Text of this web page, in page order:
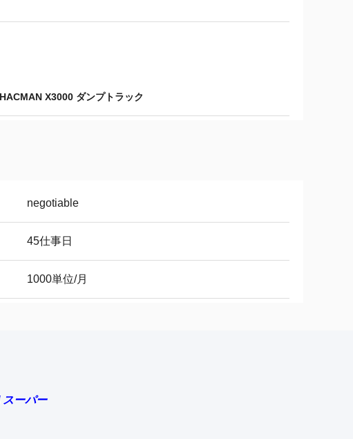
X3000 ダンプトラック
negotiable
45仕事日
1000単位/月
ーパー